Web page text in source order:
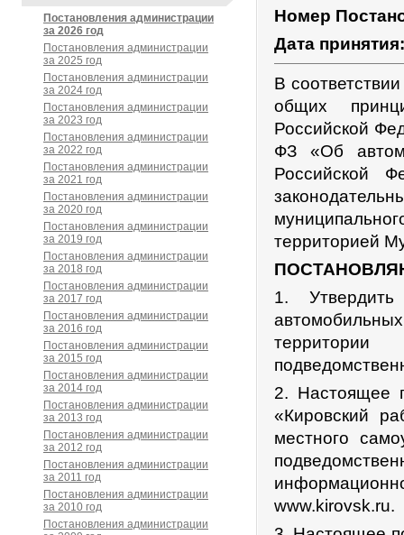
Номер
Дата
В
общих
Российской
ФЗ «Об
Российской
территорией
1.
2. Настоящее
«Кировский
местного
www.kirovsk.ru.
Постановления администрации
за 2026 год
Постановления администрации
за 2025 год
Постановления администрации
за 2024 год
Постановления администрации
за 2023 год
Постановления администрации
за 2022 год
Постановления администрации
за 2021 год
Постановления администрации
за 2020 год
Постановления администрации
за 2019 год
Постановления администрации
за 2018 год
Постановления администрации
за 2017 год
Постановления администрации
за 2016 год
Постановления администрации
за 2015 год
Постановления администрации
за 2014 год
Постановления администрации
за 2013 год
Постановления администрации
за 2012 год
Постановления администрации
за 2011 год
Постановления администрации
за 2010 год
Постановления администрации